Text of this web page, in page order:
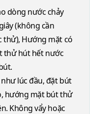
dòng nước chảy
(không cần
thử), Hướng mặt có
thử hút hết nước
lúc đầu, đặt bút
hướng mặt bút thử
Không vẩy hoặc